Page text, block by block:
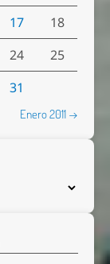
17
18
24
25
31
Enero 2011 →